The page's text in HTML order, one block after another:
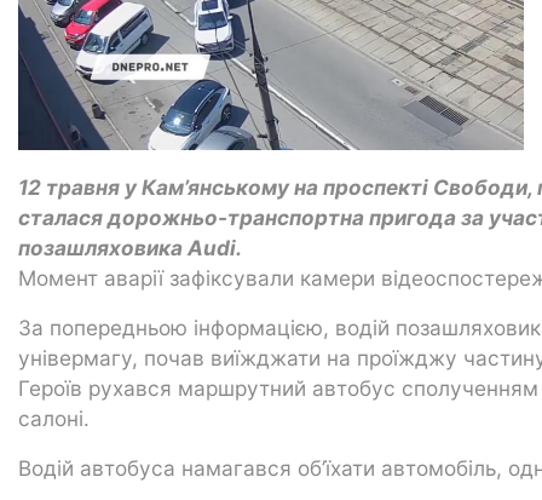
12 травня у Кам’янському на проспекті
сталася дорожньо-транспортна пригода за
позашляховика Audi.
Момент аварії зафіксували камери
За попередньою інформацією, водій
універмагу, почав виїжджати на проїжджу
Героїв рухався маршрутний автобус
салоні.
Водій автобуса намагався об’їхати автомобіль,